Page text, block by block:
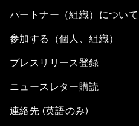
パートナー（組織）について
参加する（個人、組織）
プレスリリース登録
ニュースレター購読
連絡先 (英語のみ)